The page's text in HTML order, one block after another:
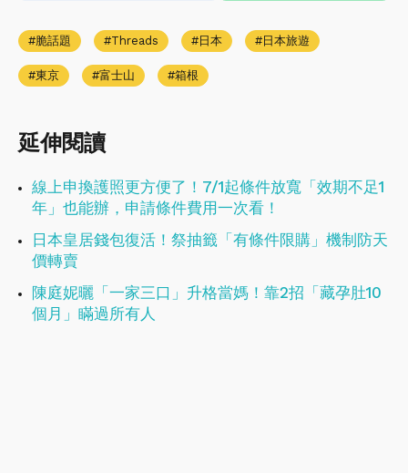
脆話題 Threads 日本 日本旅遊
東京 富士山 箱根
延伸閱讀
線上申換護照更方便了！7/1起條件放寬「效期不足1
年」也能辦，申請條件費用一次看！
日本皇居錢包復活！祭抽籤「有條件限購」機制防天
價轉賣
陳庭妮曬「一家三口」升格當媽！靠2招「藏孕肚10
個月」瞞過所有人